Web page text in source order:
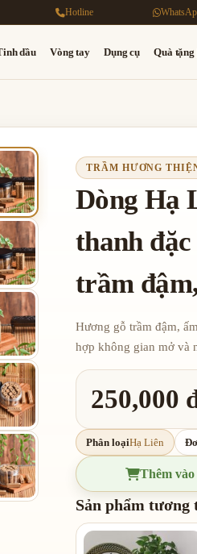
Hotline
dầu Vòng tay Dụng cụ Quà tặng
TRẦM HƯƠNG
Dòng Hạ
thanh
trầm
Hương gỗ trầm đậm,
hợp không gian mở và
250,000
Phân loạiHạ Liên
Thêm
Sản phẩm tương